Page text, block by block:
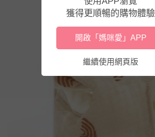
獲得更順暢的購物體驗
開啟「媽咪愛」APP
繼續使用網頁版